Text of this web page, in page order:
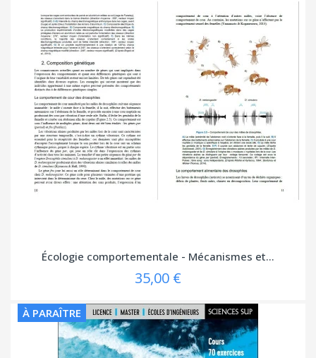
Écologie comportementale - Mécanismes et...
35,00 €
À PARAÎTRE